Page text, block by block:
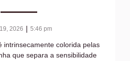
2026 | 5:46 pm
intrinsecamente colorida pelas
que separa a sensibilidade